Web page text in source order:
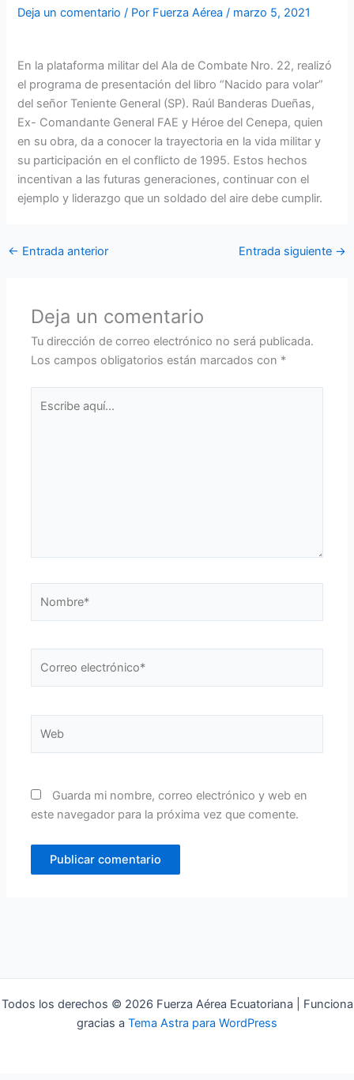
Deja un comentario / Por Fuerza Aérea/ marzo 5, 2021
En la plataforma militar del Ala de Combate Nro. 22, realizó
el programa de presentación del libro “Nacido para volar”
del señor Teniente General (SP). Raúl Banderas Dueñas,
Ex- Comandante General FAE y Héroe del Cenepa, quien
en su obra, da a conocer la trayectoria en la vida militar y
su participación en el conflicto de 1995. Estos hechos
incentivan a las futuras generaciones, continuar con el
ejemplo y liderazgo que un soldado del aire debe cumplir.
← Entrada anterior Entrada siguiente →
Deja un comentario
Tu dirección de correo electrónico no será publicada.
Los campos obligatorios están marcados con *
aquí...
Guarda mi nombre, correo electrónico y web en
este navegador para la próxima vez que comente.
Todos los derechos © 2026 Fuerza Aérea Ecuatoriana | Funciona
gracias a Tema Astra para WordPress